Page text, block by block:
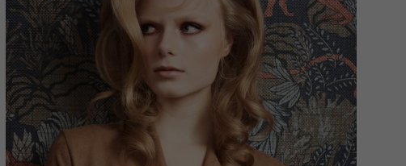
unser Angebot nutzerfreundlicher zu gestalten. Einige sind für den Betrieb
der Webseite sowie der Personalisierung und der
Schutzniveau i.S.d. DSGVO bieten, verarbeitet werden können. Du
selbst.